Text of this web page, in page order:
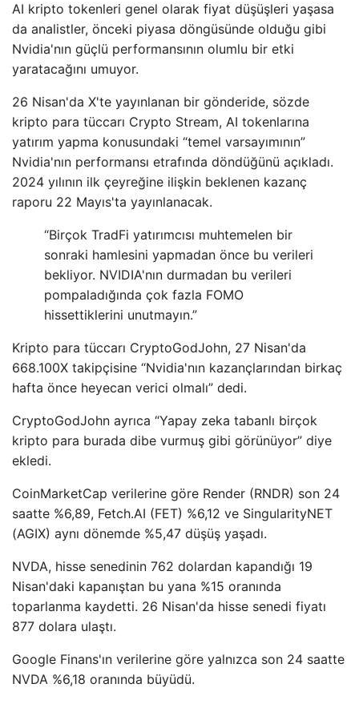
AI kripto tokenleri genel olarak fiyat düşüşleri yaşasa
da analistler, önceki piyasa döngüsünde olduğu gibi
Nvidia'nın güçlü performansının olumlu bir etki
yaratacağını umuyor.
26 Nisan'da X'te yayınlanan bir gönderide, sözde
kripto para tüccarı Crypto Stream, AI tokenlarına
yatırım yapma konusundaki “temel varsayımının”
Nvidia'nın performansı etrafında döndüğünü açıkladı.
2024 yılının ilk çeyreğine ilişkin beklenen kazanç
raporu 22 Mayıs'ta yayınlanacak.
“Birçok TradFi yatırımcısı muhtemelen bir
sonraki hamlesini yapmadan önce bu verileri
bekliyor. NVIDIA'nın durmadan bu verileri
pompaladığında çok fazla FOMO
hissettiklerini unutmayın.”
Kripto para tüccarı CryptoGodJohn, 27 Nisan'da
668.100X takipçisine “Nvidia'nın kazançlarından birkaç
hafta önce heyecan verici olmalı” dedi.
CryptoGodJohn ayrıca “Yapay zeka tabanlı birçok
kripto para burada dibe vurmuş gibi görünüyor” diye
ekledi.
CoinMarketCap verilerine göre Render (RNDR) son 24
saatte %6,89, Fetch.AI (FET) %6,12 ve SingularityNET
(AGIX) aynı dönemde %5,47 düşüş yaşadı.
NVDA, hisse senedinin 762 dolardan kapandığı 19
Nisan'daki kapanıştan bu yana %15 oranında
toparlanma kaydetti. 26 Nisan'da hisse senedi fiyatı
877 dolara ulaştı.
Google Finans'ın verilerine göre yalnızca son 24 saatte
NVDA %6,18 oranında büyüdü.